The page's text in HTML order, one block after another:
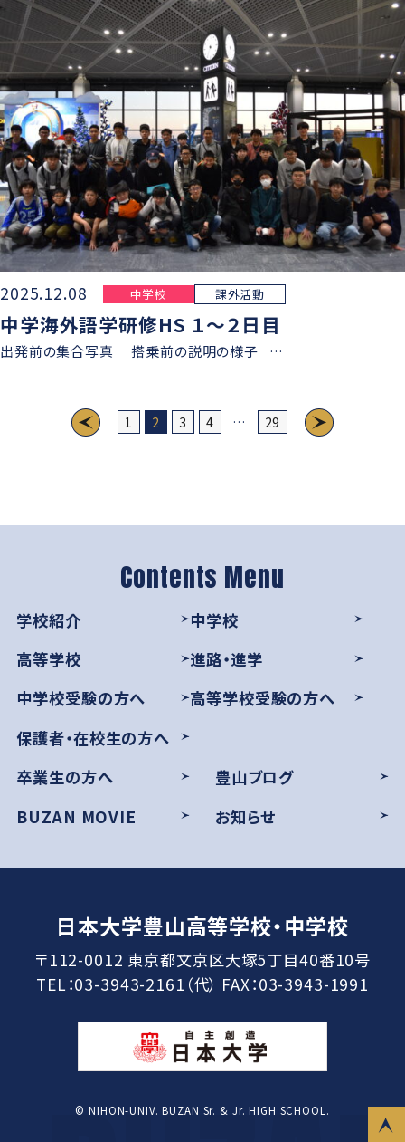
2025.12.08 中学校 課外活動
中学海外語学研修HS １～２日目
出発前の集合写真 搭乗前の説明の様子 …
1 2 3 4 … 29
学校紹介
中学校
高等学校
進路・進学
中学校受験の方へ
高等学校受験の方へ
保護者・在校生の方へ
卒業生の方へ
豊山ブログ
BUZAN MOVIE
お知らせ
日本大学豊山高等学校・中学校
〒112-0012 東京都文京区大塚5丁目40番10号
TEL：03-3943-2161（代） FAX：03-3943-1991
© NIHON-UNIV. BUZAN Sr. & Jr. HIGH SCHOOL.